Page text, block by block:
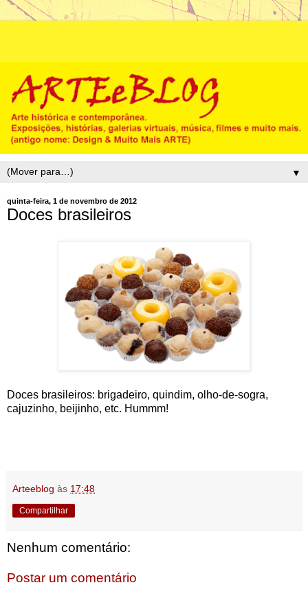
▼
quinta-feira, 1 de novembro de 2012
Doces brasileiros
Doces brasileiros: brigadeiro, quindim, olho-de-sogra,
cajuzinho, beijinho, etc. Hummm!
Arteeblog às 17:48
Compartilhar
Nenhum comentário:
Postar um comentário